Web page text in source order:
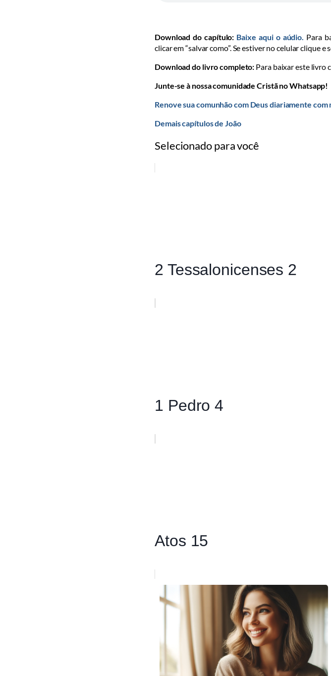
Download do capítulo: Baixe aqui o aúdio. Para
clicar em “salvar como”. Se estiver no celular clique e
Download do livro completo: Para baixar este livro
Junte-se à nossa comunidade Cristã no Whatsapp!
Renove sua comunhão com Deus diariamente com
Demais capítulos de João
Selecionado para você
2 Tessalonicenses 2
1 Pedro 4
Atos 15